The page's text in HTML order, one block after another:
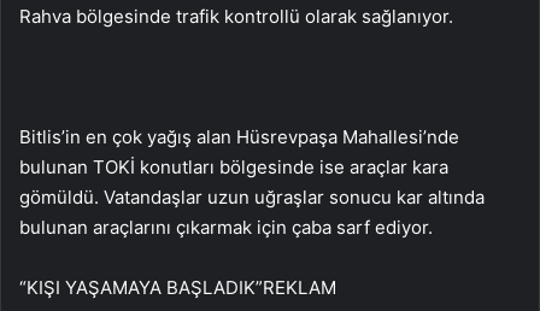
Rahva bölgesinde trafik kontrollü olarak sağlanıyor.
Bitlis’in en çok yağış alan Hüsrevpaşa Mahallesi’nde
bulunan TOKİ konutları bölgesinde ise araçlar kara
gömüldü. Vatandaşlar uzun uğraşlar sonucu kar altında
bulunan araçlarını çıkarmak için çaba sarf ediyor.
“KIŞI YAŞAMAYA BAŞLADIK”REKLAM